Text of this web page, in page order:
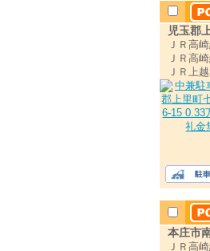
児玉郡
ＪＲ高
ＪＲ高
ＪＲ上
本庄市
ＪＲ高